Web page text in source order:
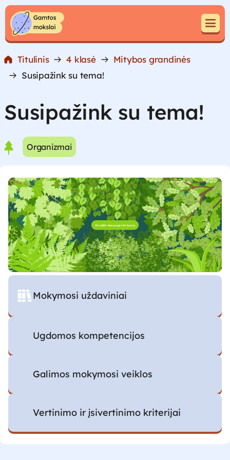
Pereiti prie turinio
Pereiti prie turinio
Titulinis 4 klasė
Mitybos grandinės
Susipažink su tema!
Susipažink su tema!
Organizmai
Mokymosi uždaviniai
Ugdomos kompetencijos
Galimos mokymosi veiklos
Vertinimo ir įsivertinimo kriterijai